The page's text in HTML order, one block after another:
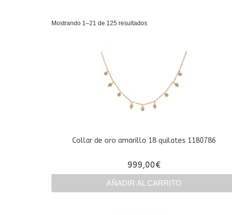
Mostrando 1–21 de 125 resultados
Collar de oro amarillo 18 quilates 1180786
999,00€
AÑADIR AL CARRITO